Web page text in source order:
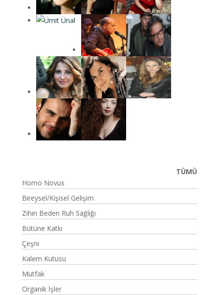
TÜMÜ
Homo Novus
Bireysel/Kişisel Gelişim
Zihin Beden Ruh Sağlığı
Bütüne Katkı
Çeşni
Kalem Kutusu
Mutfak
Organik İşler